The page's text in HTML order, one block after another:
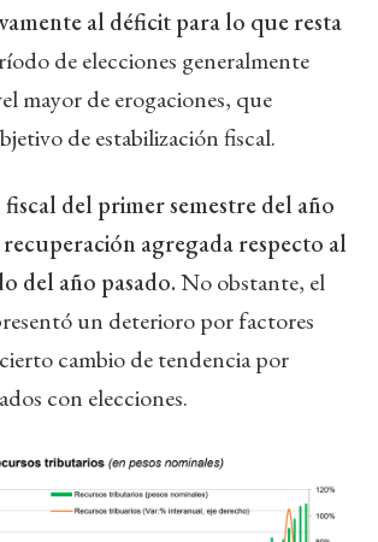
al déficit para lo que resta
de elecciones generalmente
mayor de erogaciones, que
de estabilización fiscal.
del primer semestre del año
agregada respecto al
del año pasado.No obstante, el
un deterioro por factores
cambio de tendencia por
con elecciones.